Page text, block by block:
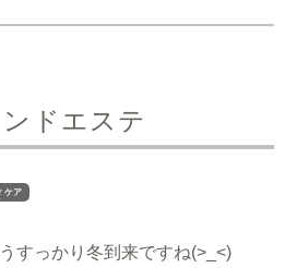
ドエステ
ケア
すっかり冬到来ですね(>_<)